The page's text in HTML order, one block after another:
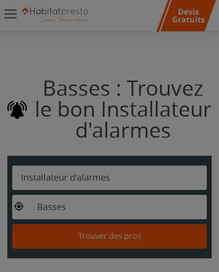
Devis
Gratuits
Basses : Trouvez
le bon Installateur
d'alarmes
Installateur d'alarmes
Basses
Trouver des pros